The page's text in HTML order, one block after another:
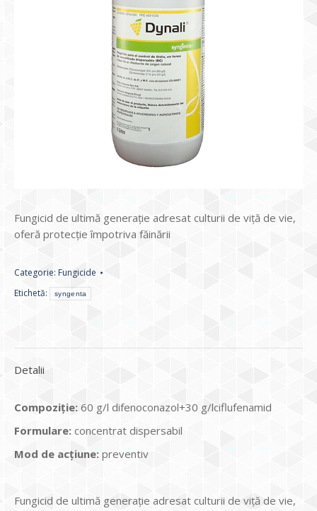
Fungicid de ultimă generaţie adresat culturii de viţă de vie,
oferă protecţie împotriva făinării
Categorie: Fungicide
Etichetă:
syngenta
Detalii
Compoziție: 60 g/l difenoconazol+30 g/lciflufenamid
Formulare: concentrat dispersabil
Mod de acțiune:preventiv
Fungicid de ultimă generaţie adresat culturii de viţă de vie,